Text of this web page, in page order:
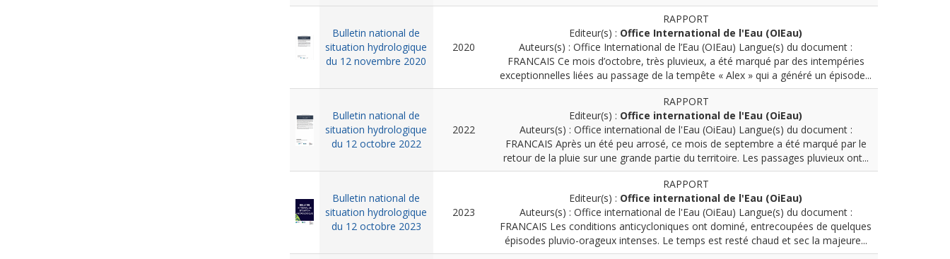
Bulletin national de
situation hydrologique
du 12 novembre 2020
2020
RAPPORT
Editeur(s) : Office International de l'Eau (OIEau)
Auteurs(s) : Office International de l’Eau (OIEau) Langue(s) du document :
FRANCAIS Ce mois d’octobre, très pluvieux, a été marqué par des intempéries
exceptionnelles liées au passage de la tempête « Alex » qui a généré un épisode...
Bulletin national de
situation hydrologique
du 12 octobre 2022
2022
RAPPORT
Editeur(s) : Office international de l'Eau (OiEau)
Auteurs(s) : Office international de l'Eau (OiEau) Langue(s) du document :
FRANCAIS Après un été peu arrosé, ce mois de septembre a été marqué par le
retour de la pluie sur une grande partie du territoire. Les passages pluvieux ont...
Bulletin national de
situation hydrologique
du 12 octobre 2023
2023
RAPPORT
Editeur(s) : Office international de l'Eau (OiEau)
Auteurs(s) : Office international de l'Eau (OiEau) Langue(s) du document :
FRANCAIS Les conditions anticycloniques ont dominé, entrecoupées de quelques
épisodes pluvio-orageux intenses. Le temps est resté chaud et sec la majeure...